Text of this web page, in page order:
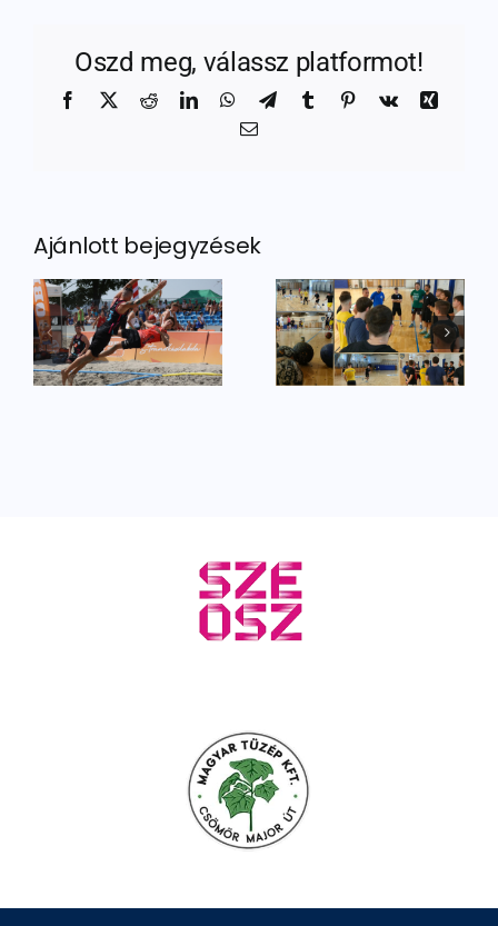
Oszd meg, válassz platformot!
Facebook
X RedditLinkedInWhatsApp
TelegramTumblr Pinterest
Vk
Xing
Email:
Ajánlott bejegyzések
Kéziseink is
belevágtak
A
legjobbjukat
nyújtották